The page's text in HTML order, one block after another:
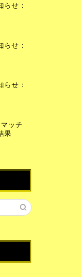
らせ：
らせ：
らせ：
ッチ
果